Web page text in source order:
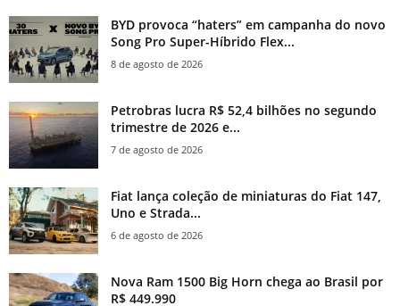
BYD provoca “haters” em campanha do novo
Song Pro Super-Híbrido Flex...
8 de agosto de 2026
Petrobras lucra R$ 52,4 bilhões no segundo
trimestre de 2026 e...
7 de agosto de 2026
Fiat lança coleção de miniaturas do Fiat 147,
Uno e Strada...
6 de agosto de 2026
Nova Ram 1500 Big Horn chega ao Brasil por
R$ 449.990